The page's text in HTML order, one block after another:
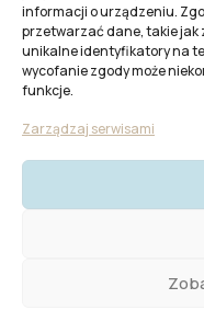
informacji o urządzeniu.
przetwarzać dane, takie
unikalne identyfikatory na
wycofanie zgody może
funkcje.
Zarządzaj serwisami
Ta strona jest